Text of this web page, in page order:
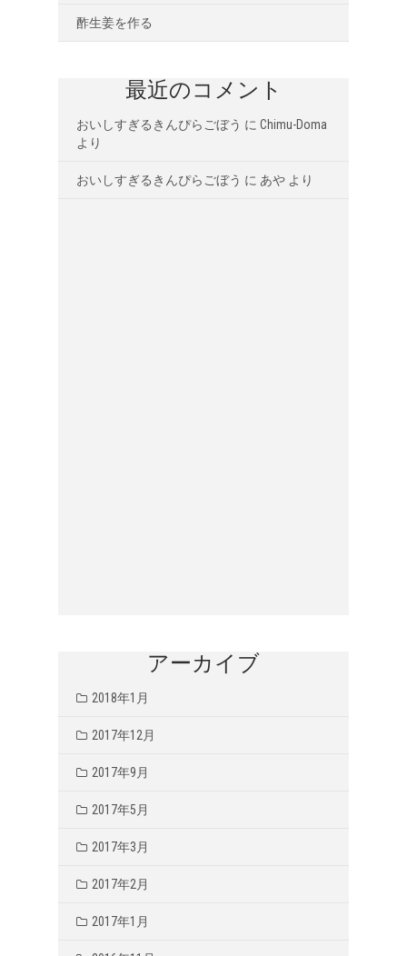
酢生姜を作る
最近のコメント
おいしすぎるきんぴらごぼう に Chimu-Doma
より
おいしすぎるきんぴらごぼう に あや より
アーカイブ
2018年1月
2017年12月
2017年9月
2017年5月
2017年3月
2017年2月
2017年1月